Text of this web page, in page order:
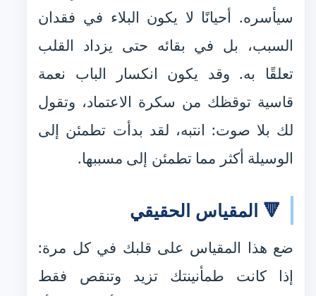
سيأسره. أحيانًا لا يكون البلاء في فقدان
السبب، بل في بقائه حتى يزداد القلب
تعلقًا به. وقد يكون انكسار الباب نعمة
قاسية توقظك من سكرة الاعتماد، وتقول
لك بلا صوت: انتبه، لقد بدأت تطمئن إلى
الوسيلة أكثر مما تطمئن إلى مسببها.
🔻 المقياس الحقيقي
ضع هذا المقياس على قلبك في كل مرة:
إذا كانت طمأنينتك تزيد وتنقص فقط